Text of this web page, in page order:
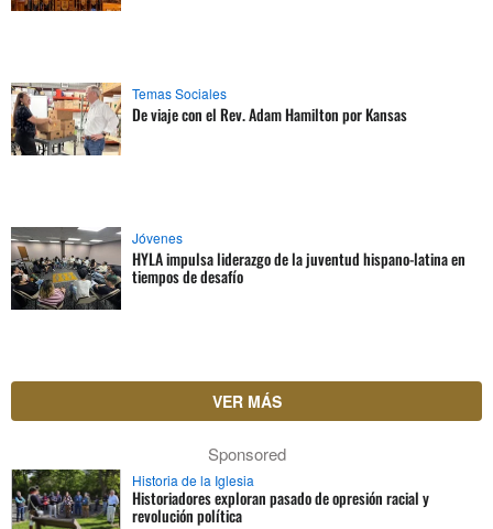
Temas Sociales
De viaje con el Rev. Adam Hamilton por Kansas
Jóvenes
HYLA impulsa liderazgo de la juventud hispano-latina en
tiempos de desafío
VER MÁS
Sponsored
Historia de la Iglesia
Historiadores exploran pasado de opresión racial y
revolución política